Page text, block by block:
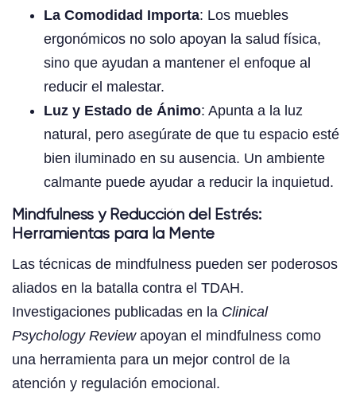
La Comodidad Importa: Los muebles
ergonómicos no solo apoyan la salud física,
sino que ayudan a mantener el enfoque al
reducir el malestar.
Luz y Estado de Ánimo: Apunta a la luz
natural, pero asegúrate de que tu espacio esté
bien iluminado en su ausencia. Un ambiente
calmante puede ayudar a reducir la inquietud.
Mindfulness y Reducción del Estrés:
Herramientas para la Mente
Las técnicas de mindfulness pueden ser poderosos
aliados en la batalla contra el TDAH.
Investigaciones publicadas en la Clinical
Psychology Reviewapoyan el mindfulness como
una herramienta para un mejor control de la
atención y regulación emocional.